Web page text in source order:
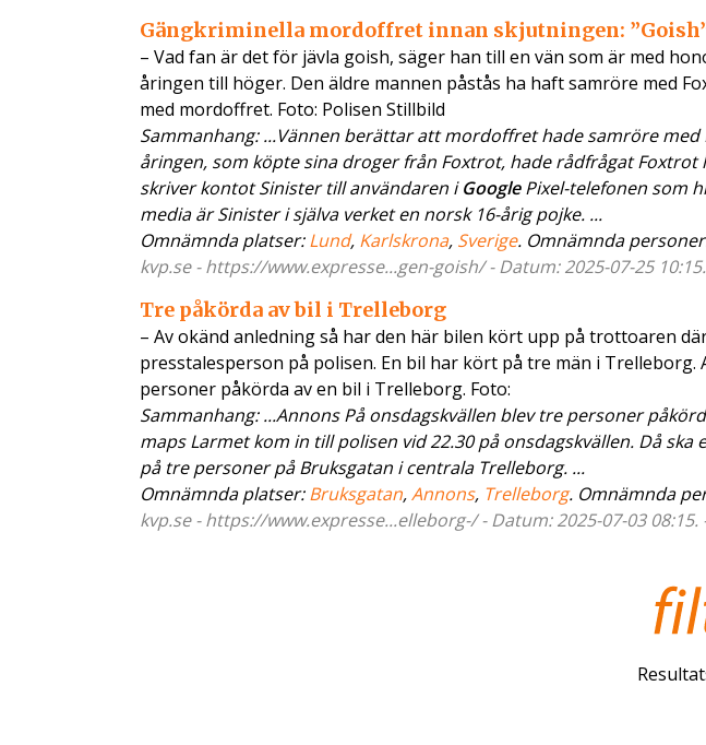
Gängkriminella mordoffret innan skjutningen:
– Vad fan är det för jävla goish, säger han till en vän som är med
åringen till höger. Den äldre mannen påstås ha haft samröre med
med mordoffret. Foto: Polisen Stillbild
Sammanhang: ...Vännen berättar att mordoffret hade samröre med
åringen, som köpte sina droger från Foxtrot, hade rådfrågat Foxtrot
skriver kontot Sinister till användaren iGooglePixel-telefonen som
media är Sinister i själva verket en norsk 16-årig pojke. ...
Omnämnda platser:Lund, Karlskrona, Sverige. Omnämnda
kvp.se - https://www.expresse...gen-goish/ - Datum: 2025-07-25
Tre påkörda av bil i Trelleborg
– Av okänd anledning så har den här bilen kört upp på trottoaren
presstalesperson på polisen. En bil har kört på tre män i Trelleborg.
personer påkörda av en bil i Trelleborg. Foto:
Sammanhang: ...Annons På onsdagskvällen blev tre personer
maps Larmet kom in till polisen vid 22.30 på onsdagskvällen. Då
på tre personer på Bruksgatan i centrala Trelleborg. ...
Omnämnda platser:Bruksgatan,Annons, Trelleborg. Omnämnda
kvp.se - https://www.expresse...elleborg-/ - Datum: 2025-07-03 08:15.